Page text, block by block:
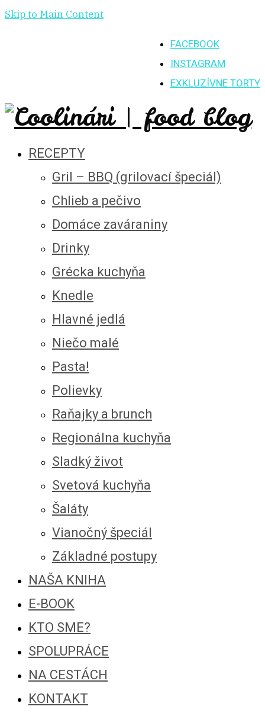
Skip to Main Content
FACEBOOK
INSTAGRAM
EXKLUZÍVNE TORTY
RECEPTY
Gril – BBQ (grilovací špeciál)
Chlieb a pečivo
Domáce zaváraniny
Drinky
Grécka kuchyňa
Knedle
Hlavné jedlá
Niečo malé
Pasta!
Polievky
Raňajky a brunch
Regionálna kuchyňa
Sladký život
Svetová kuchyňa
Šaláty
Vianočný špeciál
Základné postupy
NAŠA KNIHA
E-BOOK
KTO SME?
SPOLUPRÁCE
NA CESTÁCH
KONTAKT